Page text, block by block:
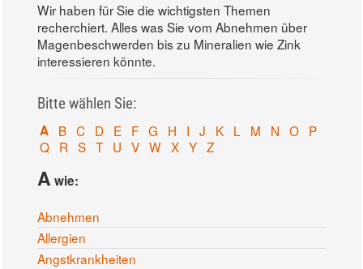
Wir haben für Sie die wichtigsten Themen
recherchiert. Alles was Sie vom Abnehmen über
Magenbeschwerden bis zu Mineralien wie Zink
interessieren könnte.
Bitte wählen Sie:
A B C D E F G H I J K L M N O P
Q R S T U V W X Y Z
A wie:
Abnehmen
Allergien
Angstkrankheiten